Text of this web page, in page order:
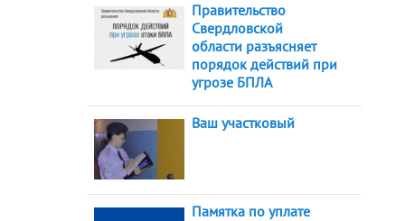
Правительство
Свердловской
области разъясняет
порядок действий при
угрозе БПЛА
Ваш участковый
Памятка по уплате